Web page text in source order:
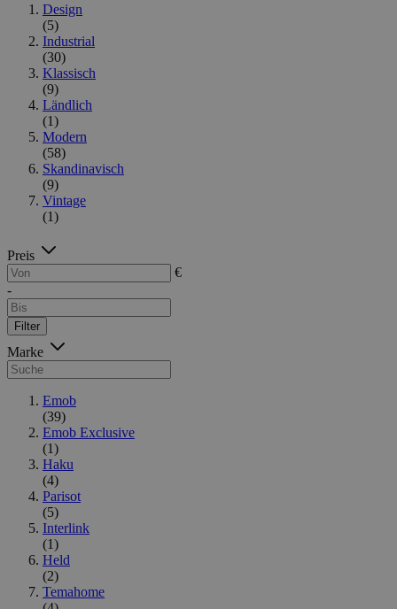
Design
(5)
Industrial
(30)
Klassisch
(9)
Ländlich
(1)
Modern
(58)
Skandinavisch
(9)
Vintage
(1)
Preis
€
-
Filter
Marke
Emob
(39)
Emob Exclusive
(1)
Haku
(4)
Parisot
(5)
Interlink
(1)
Held
(2)
Temahome